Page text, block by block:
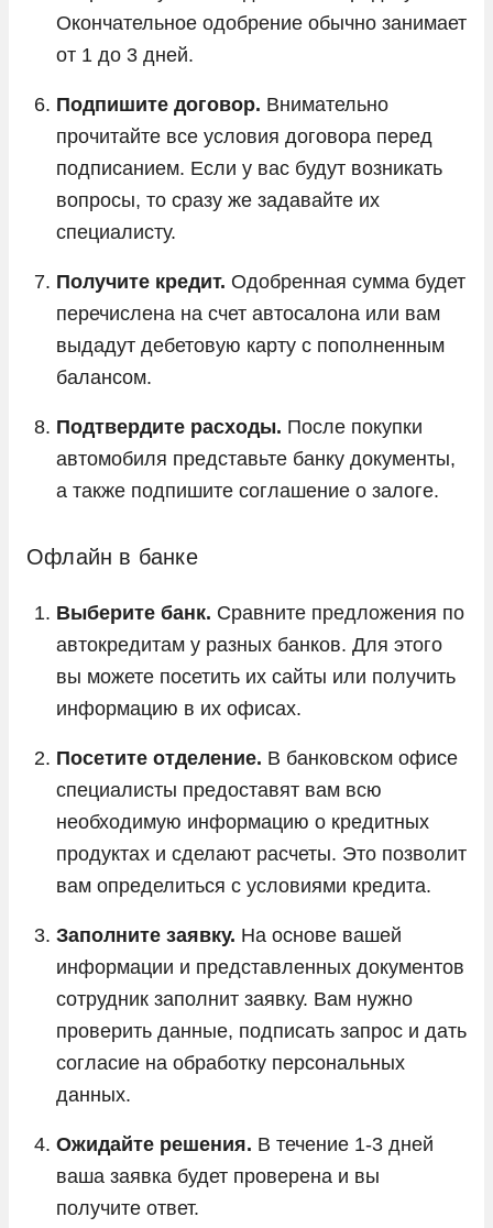
Окончательное одобрение обычно занимает
от 1 до 3 дней.
Подпишите договор. Внимательно
прочитайте все условия договора перед
подписанием. Если у вас будут возникать
вопросы, то сразу же задавайте их
специалисту.
Получите кредит. Одобренная сумма будет
перечислена на счет автосалона или вам
выдадут дебетовую карту с пополненным
балансом.
Подтвердите расходы. После покупки
автомобиля представьте банку документы,
а также подпишите соглашение о залоге.
Офлайн в банке
Выберите банк. Сравните предложения по
автокредитам у разных банков. Для этого
вы можете посетить их сайты или получить
информацию в их офисах.
Посетите отделение. В банковском офисе
специалисты предоставят вам всю
необходимую информацию о кредитных
продуктах и сделают расчеты. Это позволит
вам определиться с условиями кредита.
Заполните заявку. На основе вашей
информации и представленных документов
сотрудник заполнит заявку. Вам нужно
проверить данные, подписать запрос и дать
согласие на обработку персональных
данных.
Ожидайте решения. В течение 1-3 дней
ваша заявка будет проверена и вы
получите ответ.